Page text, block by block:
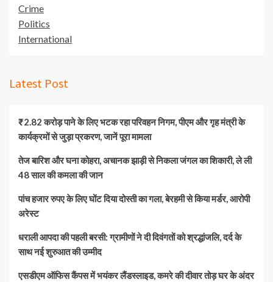
Crime
Politics
International
Latest Post
₹2.82 करोड़ पाने के लिए भटक रहा परिवहन निगम, पीएम और गृह मंत्री के
कार्यक्रमों से जुड़ा प्रकरण, जानें पूरा मामला
तेज बारिश और घना कोहरा, अचानक झाड़ी से निकला जंगल का शिकारी, ले ली
48 साल की कमला की जान
पांच हजार रुपए के लिए घोंट दिया दोस्ती का गला, बेरहमी से किया मर्डर, आरोपी
अरेस्ट
धराली आपदा की पहली बरसी: ग्रामीणों ने दी दिवंगतों को श्रद्धांजलि, दर्द के
साथ नई शुरुआत की उम्मीद
एसडीएम ऑफिस कैंपस में भयंकर लैंडस्लाइड, कमरे की दीवार तोड़ घर के अंदर